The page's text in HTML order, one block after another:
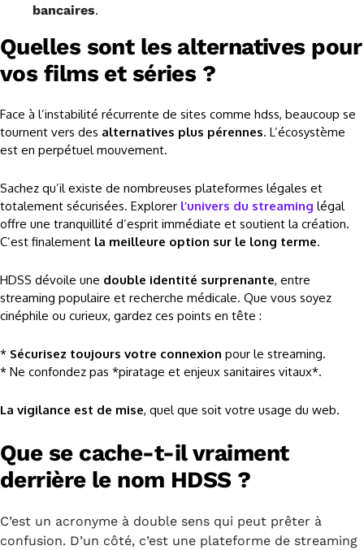
bancaires.
Quelles sont les alternatives pour
vos films et séries ?
Face à l’instabilité récurrente de sites comme hdss, beaucoup se
tournent vers des alternatives plus pérennes. L’écosystème
est en perpétuel mouvement.
Sachez qu’il existe de nombreuses plateformes légales et
totalement sécurisées. Explorer l’univers du streaming légal
offre une tranquillité d’esprit immédiate et soutient la création.
C’est finalement la meilleure option sur le long terme.
HDSS dévoile une double identité surprenante, entre
streaming populaire et recherche médicale. Que vous soyez
cinéphile ou curieux, gardez ces points en tête :
* Sécurisez toujours votre connexion pour le streaming.
* Ne confondez pas *piratage et enjeux sanitaires vitaux*.
La vigilance est de mise, quel que soit votre usage du web.
Que se cache-t-il vraiment
derrière le nom HDSS ?
C’est un acronyme à double sens qui peut prêter à
confusion. D’un côté, c’est une plateforme de streaming